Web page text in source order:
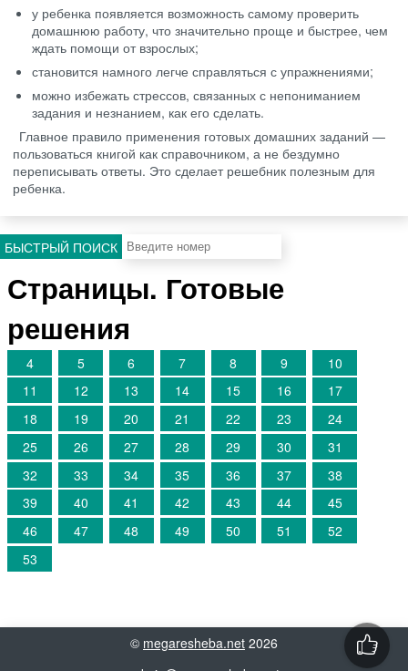
у ребенка появляется возможность самому проверить
домашнюю работу, что значительно проще и быстрее, чем
ждать помощи от взрослых;
становится намного легче справляться с упражнениями;
можно избежать стрессов, связанных с непониманием
задания и незнанием, как его сделать.
Главное правило применения готовых домашних заданий —
пользоваться книгой как справочником, а не бездумно
переписывать ответы. Это сделает решебник полезным для
ребенка.
БЫСТРЫЙ ПОИСК
Страницы. Готовые
решения
4 5 6 7 8 9
10
11
12 13 14 15 16
17
18
19 20 21 22 23
24
25
26 27 28 29 30
31
32
33 34 35 36 37
38
39
40 41 42 43 44
45
46
47 48 49 50 51
52
53
© megaresheba.net 2026